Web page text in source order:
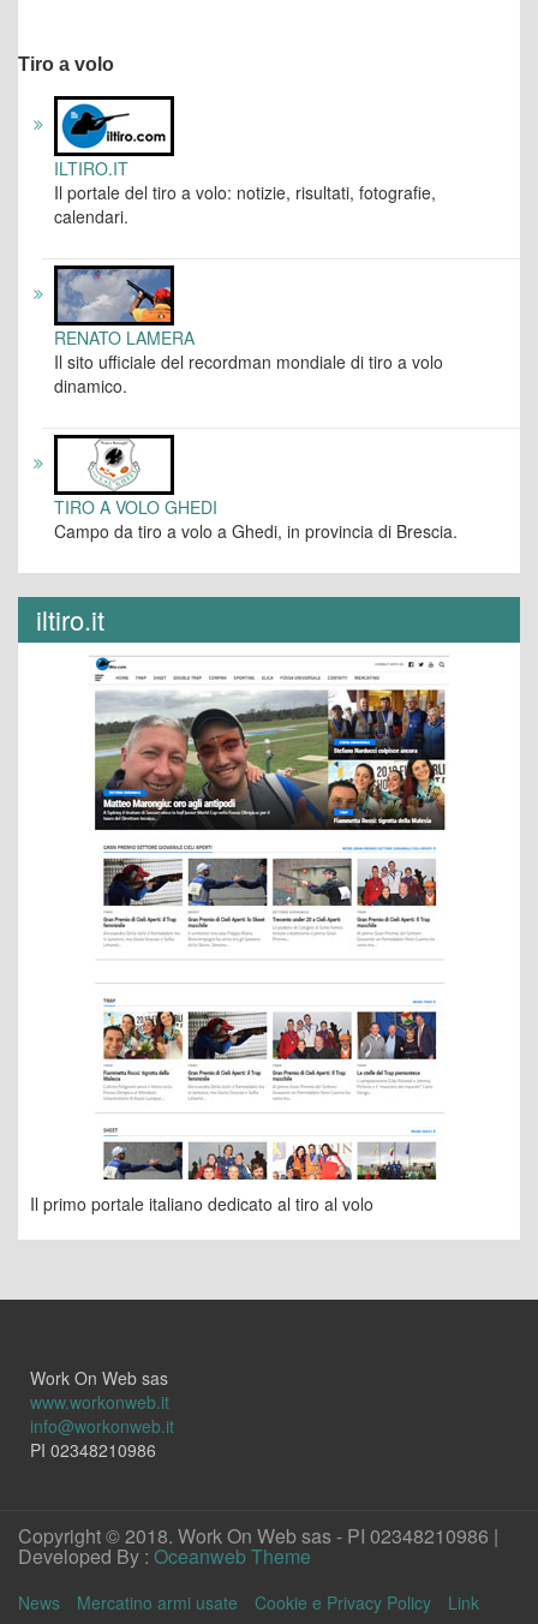
Tiro a volo
ILTIRO.IT
Il portale del tiro a volo: notizie, risultati, fotografie,
calendari.
RENATO LAMERA
Il sito ufficiale del recordman mondiale di tiro a volo
dinamico.
TIRO A VOLO GHEDI
Campo da tiro a volo a Ghedi, in provincia di Brescia.
iltiro.it
Il primo portale italiano dedicato al tiro al volo
Work On Web sas
www.workonweb.it
info@workonweb.it
PI 02348210986
Copyright © 2018. Work On Web sas - PI 02348210986 |
Developed By : Oceanweb Theme
News Mercatino armi usate Cookie e Privacy Policy Link